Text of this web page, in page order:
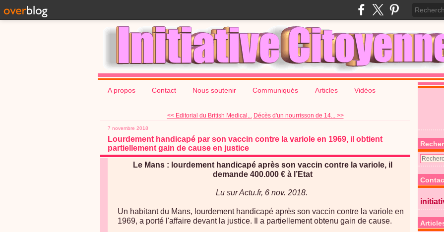
A propos Contact Nous soutenir Communiqués Articles Vidéos
<< Editorial du British Medical... Décès d'un nourrisson de 14... >>
7 novembre 2018
Lourdement handicapé par son vaccin contre la variole en 1969, il obtient
partiellement gain de cause en justice
Le Mans : lourdement handicapé après son vaccin contre la variole, il
demande 400.000 € à l’Etat
Lu sur Actu.fr, 6 nov. 2018.
Un habitant du Mans, lourdement handicapé après son vaccin contre la variole en
1969, a porté l'affaire devant la justice. Il a partiellement obtenu gain de cause.